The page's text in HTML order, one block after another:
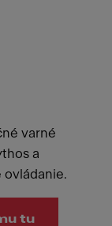
varné
a
ovládanie.
tu